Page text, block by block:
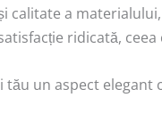
a
ridicată,
un aspect elegant